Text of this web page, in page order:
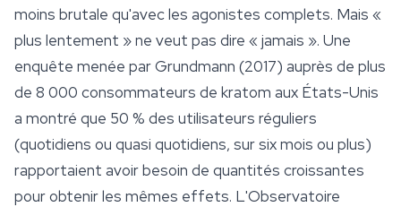
moins brutale qu'avec les agonistes complets. Mais «
plus lentement » ne veut pas dire « jamais ». Une
enquête menée par Grundmann (2017) auprès de plus
de 8 000 consommateurs de kratom aux États-Unis
a montré que 50 % des utilisateurs réguliers
(quotidiens ou quasi quotidiens, sur six mois ou plus)
rapportaient avoir besoin de quantités croissantes
pour obtenir les mêmes effets. L'Observatoire